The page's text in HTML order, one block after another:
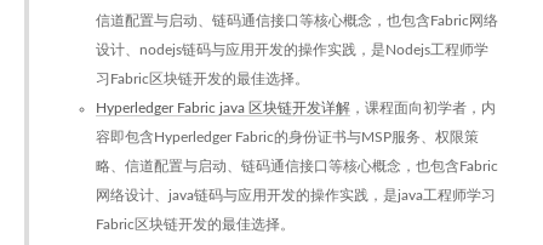
信道配置与启动、链码通信接口等核心概念，也包含Fabric网络
设计、nodejs链码与应用开发的操作实践，是Nodejs工程师学
习Fabric区块链开发的最佳选择。
Hyperledger Fabric java 区块链开发详解 ，课程面向初学者，内
容即包含Hyperledger Fabric的身份证书与MSP服务、权限策
略、信道配置与启动、链码通信接口等核心概念，也包含Fabric
网络设计、java链码与应用开发的操作实践，是java工程师学习
Fabric区块链开发的最佳选择。